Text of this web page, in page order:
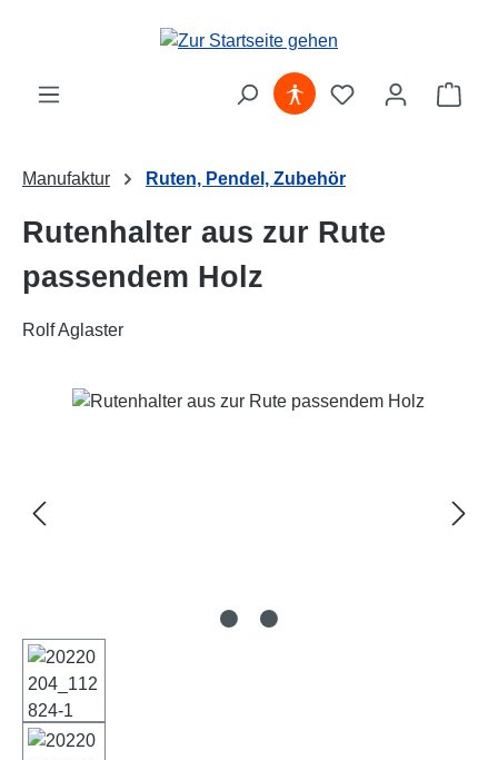
Zum Hauptinhalt springen
Manufaktur Ruten, Pendel, Zubehör
Rutenhalter aus zur Rute
passendem Holz
Rolf Aglaster